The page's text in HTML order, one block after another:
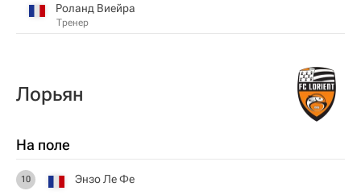
Роланд Виейра
Тренер
Лорьян
На поле
10 Энзо Ле Фе